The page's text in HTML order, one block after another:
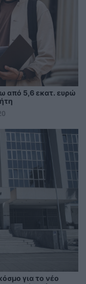
από 5,6 εκατ. ευρώ
για το νέο